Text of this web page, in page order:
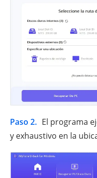
Paso 2. El programa
y exhaustivo en la